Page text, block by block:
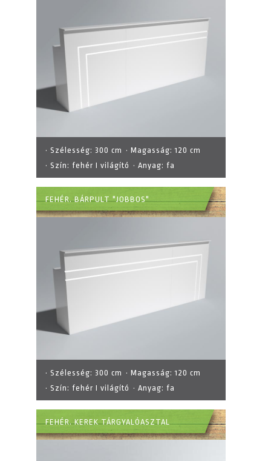
· Szélesség: 300 cm · Magasság:120 cm
· Szín: fehér I világító · Anyag: fa
FEHÉR. BÁRPULT "JOBBOS"
· Szélesség: 300 cm · Magasság:120 cm
· Szín: fehér I világító · Anyag: fa
FEHÉR. KEREK TÁRGYALÓASZTAL